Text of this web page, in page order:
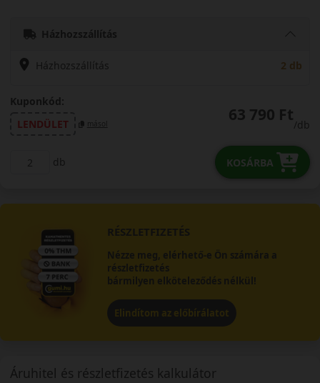
Házhozszállítás
Házhozszállítás 2 db
Kuponkód:
LENDÜLET
másol 63 790 Ft
/db
db KOSÁRBA
RÉSZLETFIZETÉS
Nézze meg, elérhető-e Ön számára a
részletfizetés
bármilyen elköteleződés nélkül!
Elindítom az előbírálatot
Áruhitel és részletfizetés kalkulátor